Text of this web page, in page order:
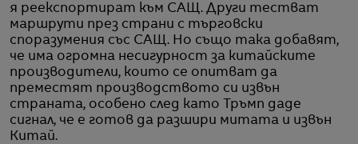
я реекспортират към САЩ. Други тестват
маршрути през страни с търговски
споразумения със САЩ. Но също така добавят,
че има огромна несигурност за китайските
производители, които се опитват да
преместят производството си извън
страната, особено след като Тръмп даде
сигнал, че е готов да разшири митата и извън
Китай.